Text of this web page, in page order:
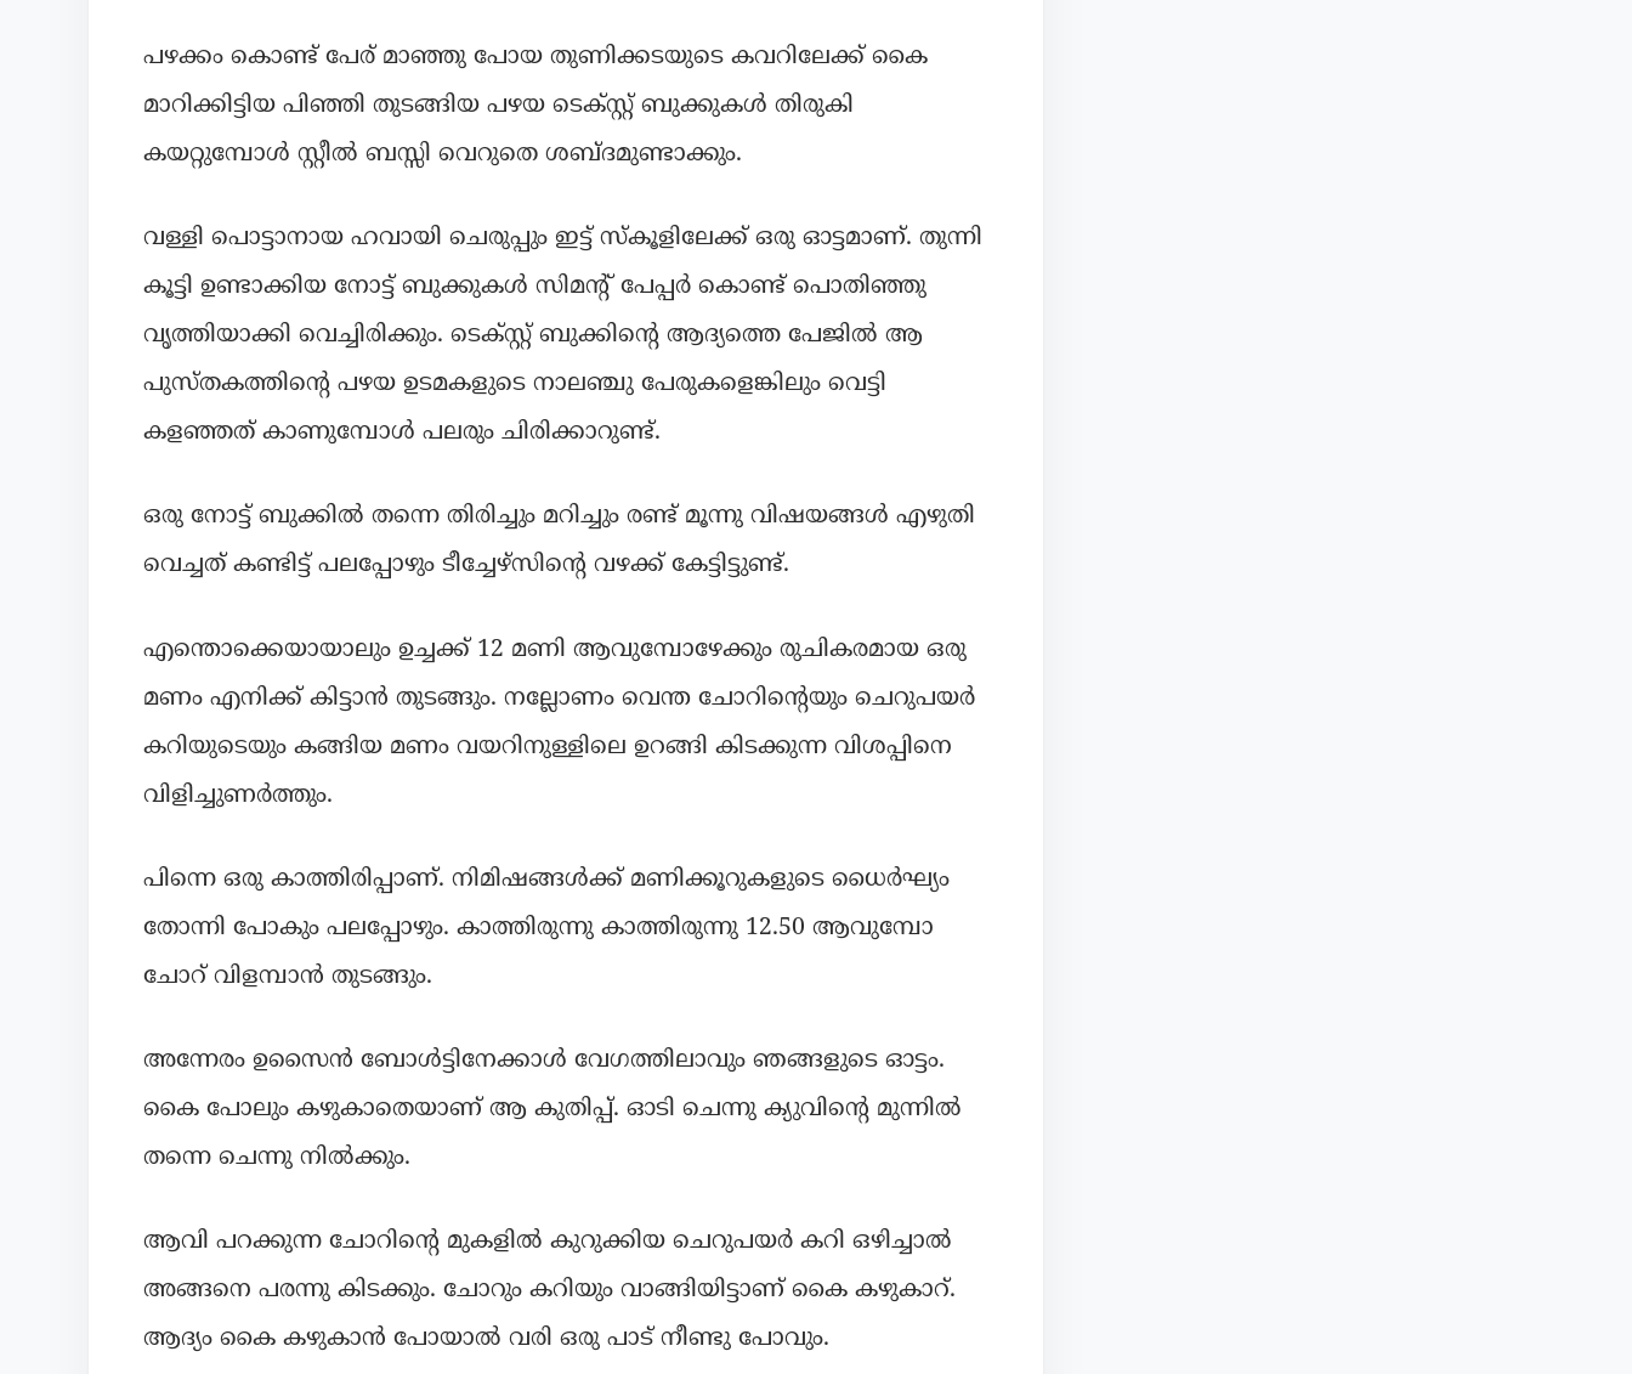
പഴക്കം കൊണ്ട് പേര് മാഞ്ഞു പോയ തുണിക്കടയുടെ കവറിലേക്ക് കൈ
മാറിക്കിട്ടിയ പിഞ്ഞി തുടങ്ങിയ പഴയ ടെക്സ്റ്റ്‌ ബുക്കുകൾ തിരുകി
കയറ്റുമ്പോൾ സ്റ്റീൽ ബസ്സി വെറുതെ ശബ്ദമുണ്ടാക്കും.
വള്ളി പൊട്ടാനായ ഹവായി ചെരുപ്പും ഇട്ട് സ്കൂളിലേക്ക് ഒരു ഓട്ടമാണ്. തുന്നി
കൂട്ടി ഉണ്ടാക്കിയ നോട്ട് ബുക്കുകൾ സിമന്റ്‌ പേപ്പർ കൊണ്ട് പൊതിഞ്ഞു
വൃത്തിയാക്കി വെച്ചിരിക്കും. ടെക്സ്റ്റ്‌ ബുക്കിന്റെ ആദ്യത്തെ പേജിൽ ആ
പുസ്തകത്തിന്റെ പഴയ ഉടമകളുടെ നാലഞ്ചു പേരുകളെങ്കിലും വെട്ടി
കളഞ്ഞത് കാണുമ്പോൾ പലരും ചിരിക്കാറുണ്ട്.
ഒരു നോട്ട് ബുക്കിൽ തന്നെ തിരിച്ചും മറിച്ചും രണ്ട് മൂന്നു വിഷയങ്ങൾ എഴുതി
വെച്ചത് കണ്ടിട്ട് പലപ്പോഴും ടീച്ചേഴ്സിന്റെ വഴക്ക് കേട്ടിട്ടുണ്ട്.
എന്തൊക്കെയായാലും ഉച്ചക്ക് 12 മണി ആവുമ്പോഴേക്കും രുചികരമായ ഒരു
മണം എനിക്ക് കിട്ടാൻ തുടങ്ങും. നല്ലോണം വെന്ത ചോറിന്റെയും ചെറുപയർ
കറിയുടെയും കങ്ങിയ മണം വയറിനുള്ളിലെ ഉറങ്ങി കിടക്കുന്ന വിശപ്പിനെ
വിളിച്ചുണർത്തും.
പിന്നെ ഒരു കാത്തിരിപ്പാണ്. നിമിഷങ്ങൾക്ക് മണിക്കൂറുകളുടെ ധൈർഘ്യം
തോന്നി പോകും പലപ്പോഴും. കാത്തിരുന്നു കാത്തിരുന്നു 12.50 ആവുമ്പോ
ചോറ് വിളമ്പാൻ തുടങ്ങും.
അന്നേരം ഉസൈൻ ബോൾട്ടിനേക്കാൾ വേഗത്തിലാവും ഞങ്ങളുടെ ഓട്ടം.
കൈ പോലും കഴുകാതെയാണ് ആ കുതിപ്പ്. ഓടി ചെന്നു ക്യുവിന്റെ മുന്നിൽ
തന്നെ ചെന്നു നിൽക്കും.
ആവി പറക്കുന്ന ചോറിന്റെ മുകളിൽ കുറുക്കിയ ചെറുപയർ കറി ഒഴിച്ചാൽ
അങ്ങനെ പരന്നു കിടക്കും. ചോറും കറിയും വാങ്ങിയിട്ടാണ് കൈ കഴുകാറ്.
ആദ്യം കൈ കഴുകാൻ പോയാൽ വരി ഒരു പാട് നീണ്ടു പോവും.